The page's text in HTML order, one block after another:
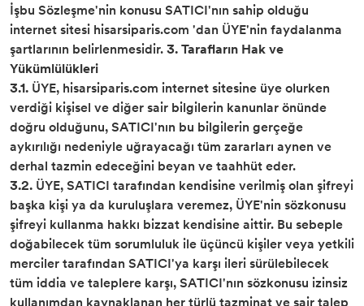
İşbu Sözleşme'nin konusu SATICI'nın sahip olduğu
internet sitesi hisarsiparis.com 'dan ÜYE'nin faydalanma
şartlarının belirlenmesidir.3. Tarafların Hak ve
Yükümlülükleri
3.1. ÜYE, hisarsiparis.com internet sitesine üye olurken
verdiği kişisel ve diğer sair bilgilerin kanunlar önünde
doğru olduğunu, SATICI'nın bu bilgilerin gerçeğe
aykırılığı nedeniyle uğrayacağı tüm zararları aynen ve
derhal tazmin edeceğini beyan ve taahhüt eder.
3.2. ÜYE, SATICI tarafından kendisine verilmiş olan şifreyi
başka kişi ya da kuruluşlara veremez, ÜYE'nin sözkonusu
şifreyi kullanma hakkı bizzat kendisine aittir. Bu sebeple
doğabilecek tüm sorumluluk ile üçüncü kişiler veya yetkili
merciler tarafından SATICI'ya karşı ileri sürülebilecek
tüm iddia ve taleplere karşı, SATICI'nın sözkonusu izinsiz